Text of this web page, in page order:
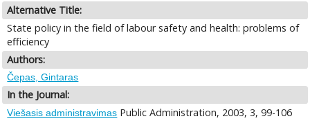
Alternative Title:
State policy in the field of labour safety and health: problems of
efficiency
Authors:
Čepas, Gintaras
In the Journal:
Viešasis administravimas Public Administration, 2003, 3, 99-106